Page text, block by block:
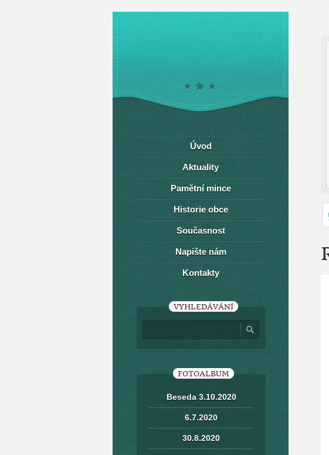
Úvod
Aktuality
Pamětní mince
Historie obce
Současnost
Napište nám
Kontakty
VYHLEDÁVÁNÍ
FOTOALBUM
Beseda 3.10.2020
6.7.2020
30.8.2020